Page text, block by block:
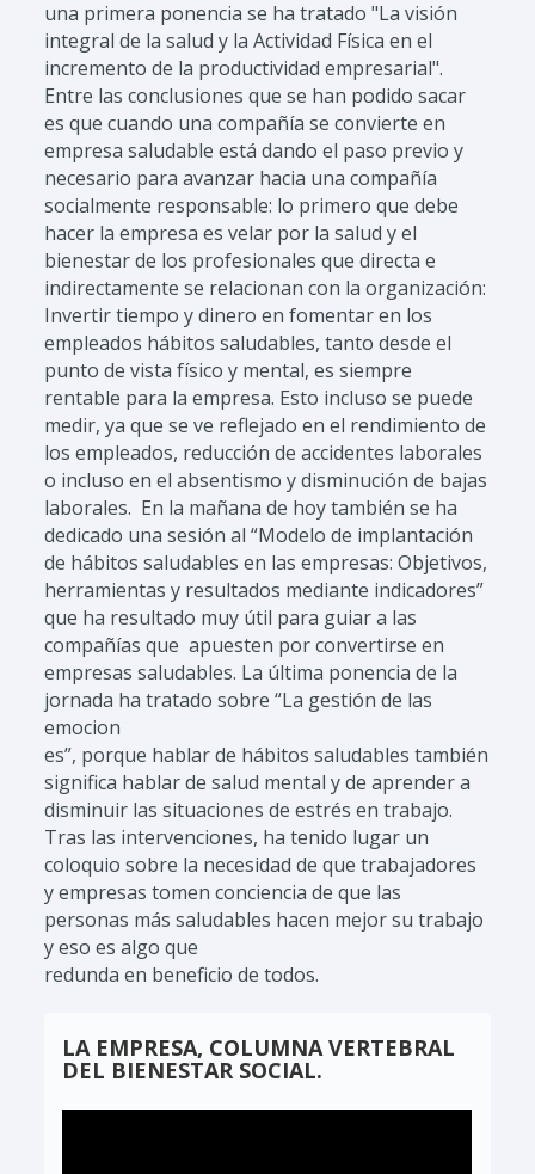
una primera ponencia se ha tratado "La visión
integral de la salud y la Actividad Física en el
incremento de la productividad empresarial".
Entre las conclusiones que se han podido sacar
es que cuando una compañía se convierte en
empresa saludable está dando el paso previo y
necesario para avanzar hacia una compañía
socialmente responsable: lo primero que debe
hacer la empresa es velar por la salud y el
bienestar de los profesionales que directa e
indirectamente se relacionan con la organización:
Invertir tiempo y dinero en fomentar en los
empleados hábitos saludables, tanto desde el
punto de vista físico y mental, es siempre
rentable para la empresa. Esto incluso se puede
medir, ya que se ve reflejado en el rendimiento de
los empleados, reducción de accidentes laborales
o incluso en el absentismo y disminución de bajas
laborales. En la mañana de hoy también se ha
dedicado una sesión al “Modelo de implantación
de hábitos saludables en las empresas: Objetivos,
herramientas y resultados mediante indicadores”
que ha resultado muy útil para guiar a las
compañías que apuesten por convertirse en
empresas saludables. La última ponencia de la
jornada ha tratado sobre “La gestión de las
emocion
es”, porque hablar de hábitos saludables también
significa hablar de salud mental y de aprender a
disminuir las situaciones de estrés en trabajo.
Tras las intervenciones, ha tenido lugar un
coloquio sobre la necesidad de que trabajadores
y empresas tomen conciencia de que las
personas más saludables hacen mejor su trabajo
y eso es algo que
redunda en beneficio de todos.
LA EMPRESA, COLUMNA VERTEBRAL
DEL BIENESTAR SOCIAL.